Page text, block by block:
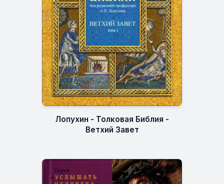
Лопухин - Толковая Библия -
Ветхий Завет